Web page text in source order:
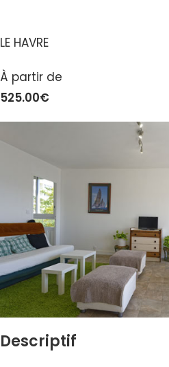
LE HAVRE
À partir de
525.00€
Descriptif